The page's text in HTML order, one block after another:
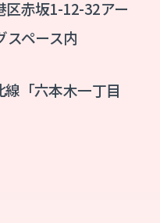
赤坂1-12-32アー
スペース内
「六本木一丁目